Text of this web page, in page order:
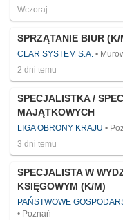
Wczoraj
SPRZĄTANIE BIUR
CLAR SYSTEM S.A.
2 dni temu
SPECJALISTKA /
MAJĄTKOWYCH
LIGA OBRONY KRAJU
3 dni temu
SPECJALISTA W
KSIĘGOWYM (K/M)
PAŃSTWOWE
Poznań